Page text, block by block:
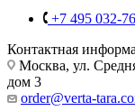
+7 495 032-
Контактная
Москва, ул.
дом 3
order@verta-